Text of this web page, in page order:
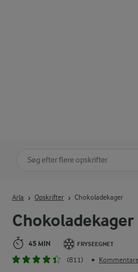
Chokoladekager
45 MIN FRYSEEGNET
(811) •
Arla Opskrifter Chokoladekager
Søg på kategori